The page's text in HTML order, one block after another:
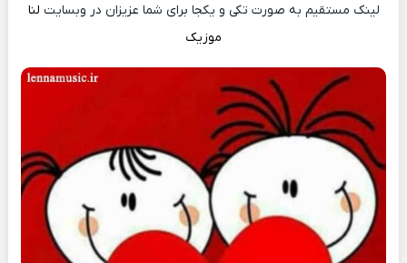
لینک مستقیم به صورت تکی و یکجا برای شما عزیزان در وبسایت لنا
موزیک